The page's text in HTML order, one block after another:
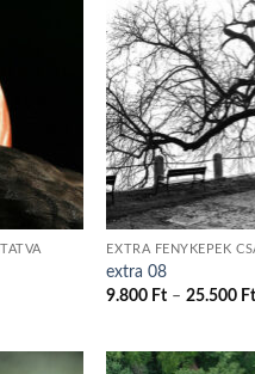
EXTRA FÉNYKÉPEK
extra 08
9.800 Ft – 25.500 Ft